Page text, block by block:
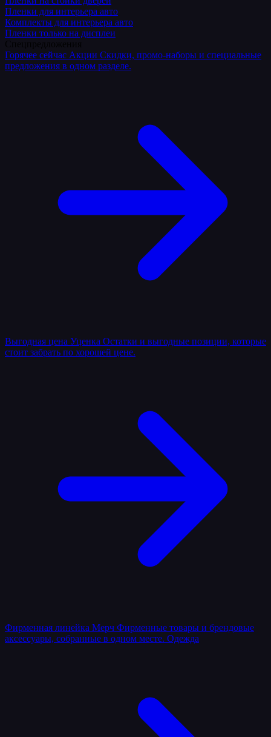
Пленки для интерьера авто
Комплекты для интерьера авто
Пленки только на дисплеи
Горячее сейчас Акции Скидки, промо-наборы и специальные
предложения в одном разделе.
Выгодная цена Уценка Остатки и выгодные позиции, которые
стоит забрать по хорошей цене.
Фирменная линейка Мерч Фирменные товары и брендовые
аксессуары, собранные в одном месте. Одежда